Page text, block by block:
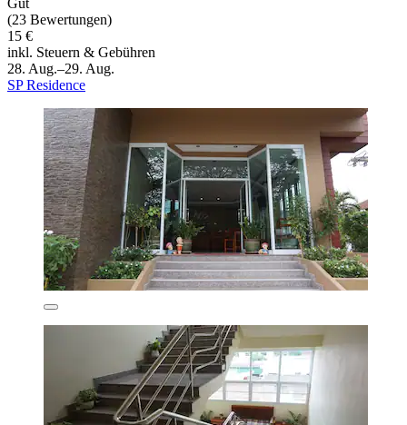
Gut
(23 Bewertungen)
15 €
inkl. Steuern & Gebühren
28. Aug.–29. Aug.
SP Residence